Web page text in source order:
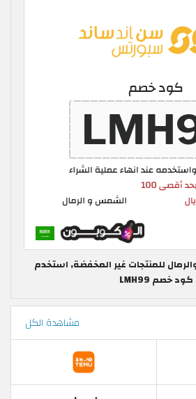
للمنتجات غير المخفضة, استخدم
كود خصم LMH99
مشاهدة الكل